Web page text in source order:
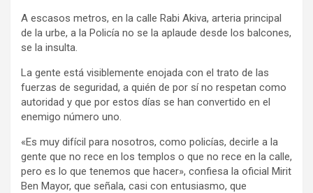
A escasos metros, en la calle Rabi Akiva, arteria principal
de la urbe, a la Policía no se la aplaude desde los balcones,
se la insulta.
La gente está visiblemente enojada con el trato de las
fuerzas de seguridad, a quién de por sí no respetan como
autoridad y que por estos días se han convertido en el
enemigo número uno.
«Es muy difícil para nosotros, como policías, decirle a la
gente que no rece en los templos o que no rece en la calle,
pero es lo que tenemos que hacer», confiesa la oficial Mirit
Ben Mayor, que señala, casi con entusiasmo, que